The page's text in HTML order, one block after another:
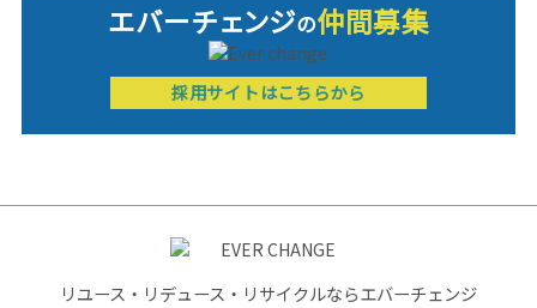
エバーチェンジの仲間募集
採用サイトはこちらから
リユース・リデュース・リサイクルならエバーチェンジ